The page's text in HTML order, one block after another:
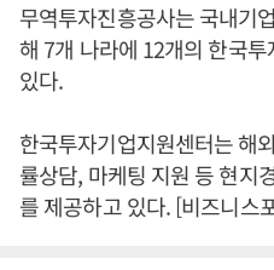
무역투자진흥공사는 국내기
해 7개 나라에 12개의 한국
있다.
한국투자기업지원센터는 해
률상담, 마케팅 지원 등 현지
를 제공하고 있다. [비즈니스